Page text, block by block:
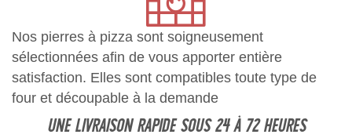
Nos pierres à pizza sont soigneusement
sélectionnées afin de vous apporter entière
satisfaction. Elles sont compatibles toute type de
four et découpable à la demande
UNE LIVRAISON RAPIDE SOUS 24 À 72 HEURES